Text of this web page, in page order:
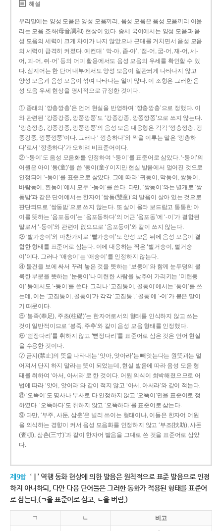
해설
우리말에는 양성 모음은 양성 모음끼리, 음성 모음은 음성 모음끼리 어울
리는 모음 조화(母音調和) 현상이 있다. 중세 국어에서는 양성 모음과 음
성 모음의 세력이 크게 차이가 나지 않았으나 근대를 거치면서 음성 모음
의 세력이 급격히 커졌다. 예컨대 ‘ 막-아, 좁-아’, ‘접-어, 굽-어, 재-어, 세-
어, 괴-어, 쥐-어’ 등의 어미 활용에서도 음성 모음의 우세를 확인할 수 있
다. 심지어는 한 단어 내부에서도 양성 모음이 일관되게 나타나지 않고
양성 모음과 음성 모음이 섞여 나타나는 일이 많다. 이 조항은 그러한 음
성 모음 우세 현상을 명시적으로 규정한 것이다.
① 종래의 ‘깡총깡총’은 언어 현실을 반영하여 ‘깡충깡충’으로 정했다. 이
와 관련된 ‘강중강중, 깡쭝깡쭝’도 ‘강종강종, 깡쫑깡쫑’으로 쓰지 않는다.
‘깡충깡충, 강중강중, 깡쭝깡쭝’의 음성 모음 대응형은 각각 ‘껑충껑충, 겅
중겅중, 껑쭝껑쭝’이다. 그러나 ‘ 껑충하다’와 짝을 이루는 말은 ‘깡총하
다’로서 ‘깡충하다’가 오히려 비표준어이다.
② ‘-동이’도 음성 모음화를 인정하여 ‘-둥이’를 표준어로 삼았다. ‘-둥이’의
어원은 아이 ‘동(童)’을 쓴 ‘동이(童-)’이지만 현실 발음에서 멀어진 것으로
인정되어 ‘-둥이’를 표준으로 삼았다. 그에 따라 ‘귀둥이, 막둥이, 쌍둥이,
바람둥이, 흰둥이’에서 모두 ‘-둥이’를 쓴다. 다만, ‘쌍둥이’와는 별개로 ‘쌍
동밤’과 같은 단어에서는 한자어 ‘쌍동(雙童)’의 발음이 살아 있는 것으로
판단되므로 ‘쌍둥밤’으로 쓰지 않는다. 또 살이 올라 보드랍고 통통한 아
이를 뜻하는 ‘옴포동이’는 ‘옴포동하다’의 어근 ‘옴포동’에 ‘-이’가 결합된
말로서 ‘-둥이’와 관련이 없으므로 ‘옴포둥이’와 같이 쓰지 않는다.
③ ‘발가숭이’와 마찬가지로 ‘빨가숭이’도 양성 모음 뒤에 음성 모음이 결
합한 형태를 표준어로 삼는다. 이에 대응하는 짝은 ‘벌거숭이, 뻘거숭
이’이다. 그러나 ‘애송이’는 ‘애숭이’를 인정하지 않는다.
④ 물건을 보에 싸서 꾸려 놓은 것을 뜻하는 ‘보퉁이’와 함께 눈두덩의 불
룩한 부분을 뜻하는 ‘눈퉁이’나 미련한 사람을 낮추어 가리키는 ‘미련퉁
이’ 등에서도 ‘-퉁이’를 쓴다. 그러나 ‘고집통이, 골통이’에서는 ‘통이’를 쓰
는데, 이는 ‘고집통이, 골통이’가 각각 ‘고집통’, ‘골통’에 ‘-이’가 붙은 말이
기 때문이다.
⑤ ‘봉족(奉足), 주초(柱礎)’는 한자어로서의 형태를 인식하지 않고 쓰는
것이 일반적이므로 ‘봉죽, 주추’와 같이 음성 모음 형태를 인정했다.
⑥ ‘뻗장다리’를 취하지 않고 ‘뻗정다리’를 표준어로 삼은 것은 언어 현실
을 수용한 것이다.
⑦ 금지(禁止)의 뜻을 나타내는 ‘앗아, 앗아라’는 빼앗는다는 원뜻과는 멀
어져서 단지 하지 말라는 뜻이 되었는데, 현실 발음에 따라 음성 모음 형
태를 취하여 ‘아서, 아서라’로 한 것이다. 어원 의식이 희박해졌으므로 어
법에 따라 ‘앗어, 앗어라’와 같이 적지 않고 ‘아서, 아서라’와 같이 적는다.
⑧ ‘오똑이’도 명사나 부사로 다 인정하지 않고 ‘오뚝이’만을 표준어로 정
하였다. ‘오똑하다’도 취하지 않고 ‘오뚝하다’를 표준어로 삼는다.
⑨ 다만, ‘부주, 사둔, 삼춘’은 널리 쓰이는 형태이나, 이들은 한자어 어원
을 의식하는 경향이 커서 음성 모음화를 인정하지 않고 ‘부조(扶助), 사돈
(査頓), 삼촌(三寸)’과 같이 한자어 발음을 그대로 쓴 것을 표준어로 삼았
다.
제9항 ‘ㅣ’ 역행 동화 현상에 의한 발음은 원칙적으로 표준 발음으로 인정
하지 아니하되, 다만 다음 단어들은 그러한 동화가 적용된 형태를 표준어
로 삼는다.(ㄱ을 표준어로 삼고, ㄴ을 버림.)
ㄱ ㄴ 비고